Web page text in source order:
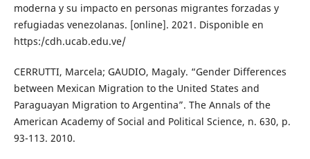
moderna y su impacto en personas migrantes forzadas y
refugiadas venezolanas. [online]. 2021. Disponible en
https:/cdh.ucab.edu.ve/
CERRUTTI, Marcela; GAUDIO, Magaly. “Gender Differences
between Mexican Migration to the United States and
Paraguayan Migration to Argentina”. The Annals of the
American Academy of Social and Political Science, n. 630, p.
93-113. 2010.